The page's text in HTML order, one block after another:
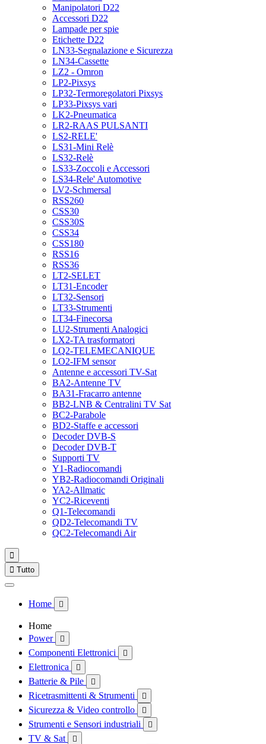
Manipolatori D22
Accessori D22
Lampade per spie
Etichette D22
LN33-Segnalazione e Sicurezza
LN34-Cassette
LZ2 - Omron
LP2-Pixsys
LP32-Termoregolatori Pixsys
LP33-Pixsys vari
LK2-Pneumatica
LR2-RAAS PULSANTI
LS2-RELE'
LS31-Mini Relè
LS32-Relè
LS33-Zoccoli e Accessori
LS34-Rele' Automotive
LV2-Schmersal
RSS260
CSS30
CSS30S
CSS34
CSS180
RSS16
RSS36
LT2-SELET
LT31-Encoder
LT32-Sensori
LT33-Strumenti
LT34-Finecorsa
LU2-Strumenti Analogici
LX2-TA trasformatori
LQ2-TELEMECANIQUE
LO2-IFM sensor
Antenne e accessori TV-Sat
BA2-Antenne TV
BA31-Fracarro antenne
BB2-LNB & Centralini TV Sat
BC2-Parabole
BD2-Staffe e accessori
Decoder DVB-S
Decoder DVB-T
Supporti TV
Y1-Radiocomandi
YB2-Radiocomandi Originali
YA2-Allmatic
YC2-Riceventi
Q1-Telecomandi
QD2-Telecomandi TV
QC2-Telecomandi Air

 Tutto
Home 
Home
Power

Componenti Elettronici 
Elettronica 
Batterie & Pile 
Ricetrasmittenti & Strumenti 
Sicurezza & Video controllo 
Strumenti e Sensori industriali 
TV & Sat 